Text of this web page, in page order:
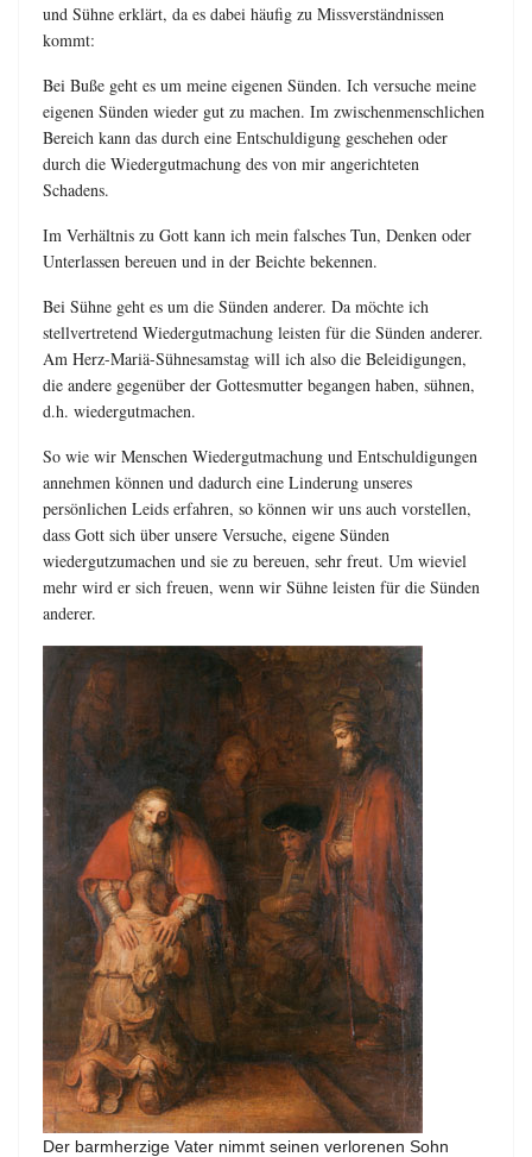
und Sühne erklärt, da es dabei häufig zu Missverständnissen
kommt:
Bei Buße geht es um meine eigenen Sünden. Ich versuche meine
eigenen Sünden wieder gut zu machen. Im zwischenmenschlichen
Bereich kann das durch eine Entschuldigung geschehen oder
durch die Wiedergutmachung des von mir angerichteten
Schadens.
Im Verhältnis zu Gott kann ich mein falsches Tun, Denken oder
Unterlassen bereuen und in der Beichte bekennen.
Bei Sühne geht es um die Sünden anderer. Da möchte ich
stellvertretend Wiedergutmachung leisten für die Sünden anderer.
Am Herz-Mariä-Sühnesamstag will ich also die Beleidigungen,
die andere gegenüber der Gottesmutter begangen haben, sühnen,
d.h. wiedergutmachen.
So wie wir Menschen Wiedergutmachung und Entschuldigungen
annehmen können und dadurch eine Linderung unseres
persönlichen Leids erfahren, so können wir uns auch vorstellen,
dass Gott sich über unsere Versuche, eigene Sünden
wiedergutzumachen und sie zu bereuen, sehr freut. Um wieviel
mehr wird er sich freuen, wenn wir Sühne leisten für die Sünden
anderer.
Der barmherzige Vater nimmt seinen verlorenen Sohn